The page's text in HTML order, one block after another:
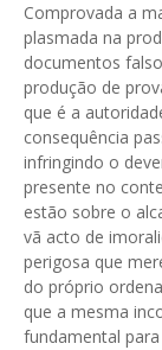
Comprovada a
plasmada na
documentos
produção de
que é a
consequência
infringindo o
presente no
estão sobre o
vã acto de
perigosa que
do próprio
que a mesma
fundamental